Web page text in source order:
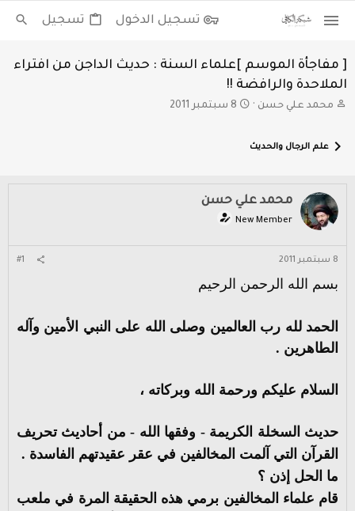
تسجيل الدخول تسجيل
[ مفاجأة الموسم ]علماء السنة : حديث الداجن من افتراء
الملاحدة والرافضة !!
ب
ئ
م
و
ض
ع
محمد علي حسن
ت
د
8 سبتمبر 2011
علم الرجال والحديث
محمد علي حسن
New Member
8 سبتمبر 2011 #1
بسم الله الرحمن الرحيم
الحمد لله رب العالمين وصلى الله على النبي الأمين وآله
الطاهرين .
السلام عليكم ورحمة الله وبركاته ،
حديث السخلة الكريمة - وفقها الله - من أحاديث تحريف
القرآن التي آلمت المخالفين في عقر عقيدتهم الفاسدة .
ما الحل إذن ؟
قام علماء المخالفين برمي هذه الحقيقة المرة في ملعب